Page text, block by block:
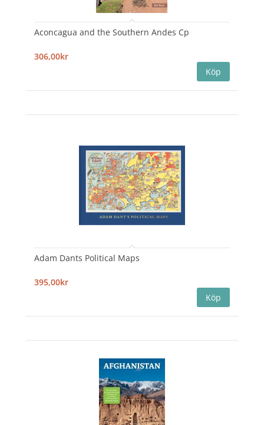
Aconcagua and the Southern Andes Cp
306,00kr
Adam Dants Political Maps
395,00kr